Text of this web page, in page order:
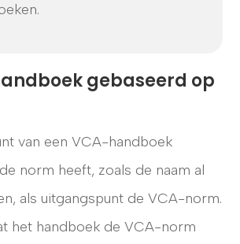
gebaseerd op
van een VCA-handboek
norm heeft, zoals de naam al
als uitgangspunt de VCA-norm.
het handboek de VCA-norm